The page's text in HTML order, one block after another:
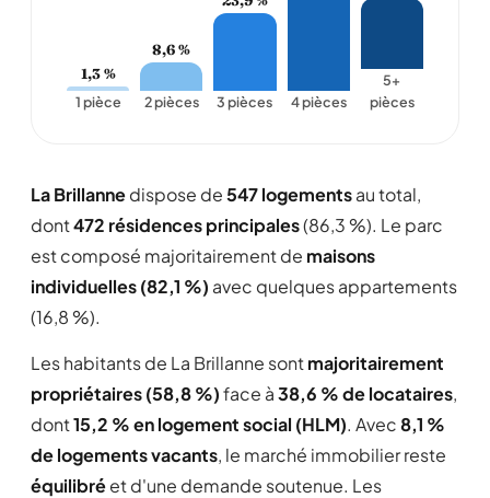
1,3 %
1 pièce
8,6 %
2 pièces 3 pièces 4 pièces
5+
pièces
La Brillannedispose de547 logementsau total,
dont472 résidences principales(86,3 %). Le parc
est composé majoritairement de maisons
individuelles (82,1 %) avec quelques appartements
(16,8 %).
Les habitants de La Brillanne sontmajoritairement
propriétaires (58,8 %)face à38,6 % de locataires,
dont15,2 % en logement social (HLM). Avec8,1 %
de logements vacants, le marché immobilier reste
équilibréet d'une demande soutenue. Les